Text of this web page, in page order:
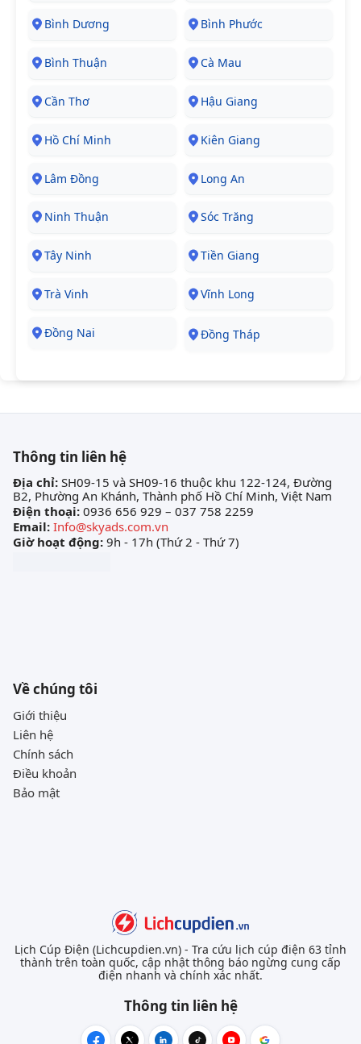
Bình Dương Bình Phước
Bình Thuận Cà Mau
Cần Thơ Hậu Giang
Hồ Chí Minh Kiên Giang
Lâm Đồng Long An
Ninh Thuận Sóc Trăng
Tây Ninh Tiền Giang
Trà Vinh Vĩnh Long
Đồng Nai Đồng Tháp
Thông tin liên hệ
Địa chỉ: SH09-15 và SH09-16 thuộc khu 122-124, Đường
B2, Phường An Khánh, Thành phố Hồ Chí Minh, Việt Nam
Điện thoại: 0936 656 929 – 037 758 2259
Email: Info@skyads.com.vn
Giờ hoạt động: 9h - 17h (Thứ 2 - Thứ 7)
Về chúng tôi
Giới thiệu
Liên hệ
Chính sách
Điều khoản
Bảo mật
Lịch Cúp Điện (Lichcupdien.vn) - Tra cứu lịch cúp điện 63 tỉnh
thành trên toàn quốc, cập nhật thông báo ngừng cung cấp
điện nhanh và chính xác nhất.
Thông tin liên hệ